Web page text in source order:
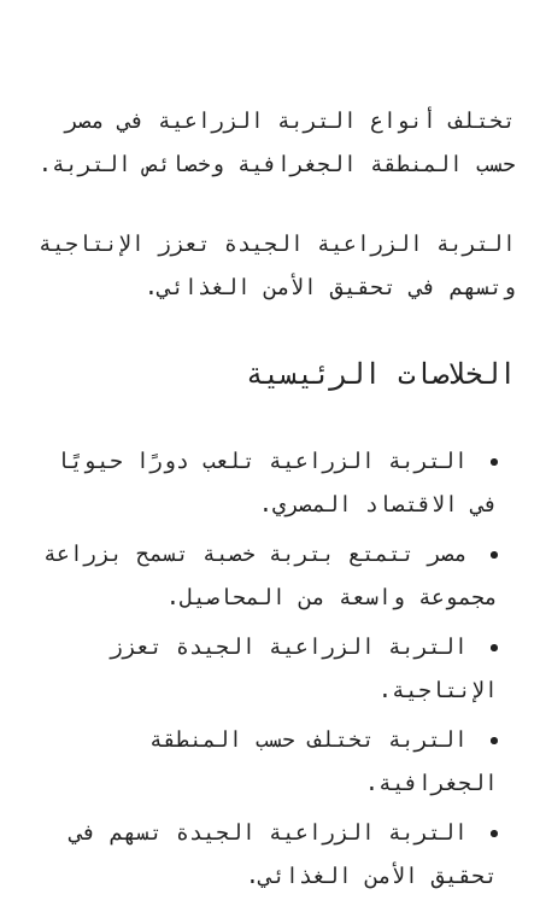
تختلف أنواع التربة الزراعية في مصر
حسب المنطقة الجغرافية وخصائص التربة.
التربة الزراعية الجيدة تعزز الإنتاجية
وتسهم في تحقيق الأمن الغذائي.
الخلاصات الرئيسية
التربة الزراعية تلعب دورًا حيويًا
في الاقتصاد المصري.
مصر تتمتع بتربة خصبة تسمح بزراعة
مجموعة واسعة من المحاصيل.
التربة الزراعية الجيدة تعزز
الإنتاجية.
التربة تختلف حسب المنطقة
الجغرافية.
التربة الزراعية الجيدة تسهم في
تحقيق الأمن الغذائي.